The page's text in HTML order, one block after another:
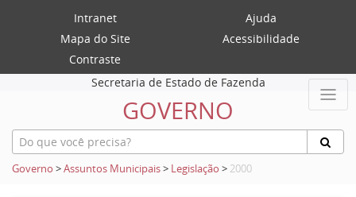
Intranet
Ajuda
Mapa do Site
Acessibilidade
Contraste
Secretaria de Estado de Fazenda
GOVERNO
Governo >Assuntos Municipais> Legislação > 2000